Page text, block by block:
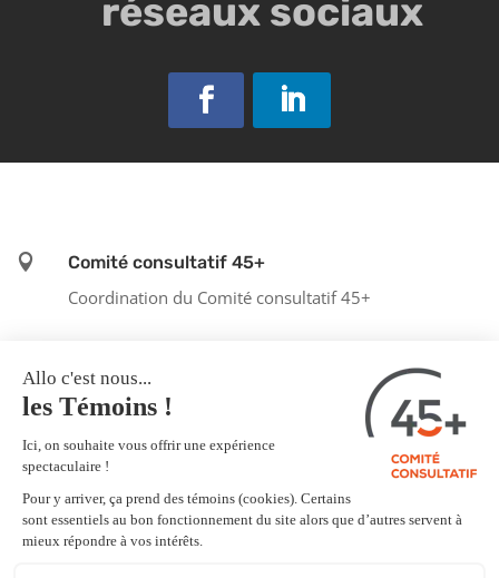
réseaux sociaux
 Comité consultatif 45+
Coordination du Comité consultatif 45+
cc45plus@gmail.com
l Inscription à l'infolettre